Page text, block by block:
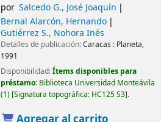
por Salcedo G., José Joaquín
Bernal Alarcón, Hernando
Gutiérrez S., Nohora Inés
Detalles de publicación:Caracas : Planeta,
1991
Disponibilidad:Ítems disponibles para
préstamo: Biblioteca Universidad Monteávila
(1) Signatura topográfica: HC125 S3 .